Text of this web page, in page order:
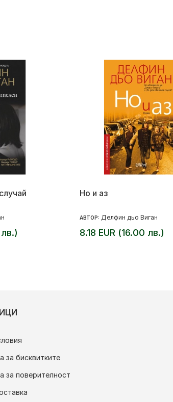
Но и аз
АВТОР: Делфин дьо Виган
8.18 EUR (16.00 лв.)
за бисквитките
за поверителност